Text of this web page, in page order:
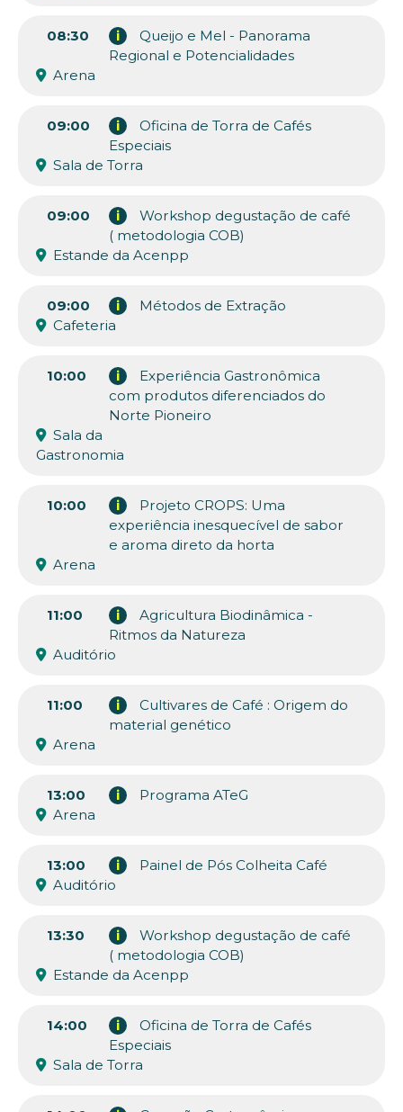
08:30 i
Queijo e Mel - Panorama
Regional e Potencialidades
Arena
09:00 i
Oficina de Torra de Cafés
Especiais
Sala de Torra
09:00 i
Workshop degustação de café
( metodologia COB)
Estande da Acenpp
09:00 i
Métodos de Extração
Cafeteria
10:00 i
Experiência Gastronômica
com produtos diferenciados do
Norte Pioneiro
Sala da
Gastronomia
10:00 i
Projeto CROPS: Uma
experiência inesquecível de sabor
e aroma direto da horta
Arena
11:00 i
Agricultura Biodinâmica -
Ritmos da Natureza
Auditório
11:00 i
Cultivares de Café : Origem do
material genético
Arena
13:00 i
Programa ATeG
Arena
13:00 i
Painel de Pós Colheita Café
Auditório
13:30 i
Workshop degustação de café
( metodologia COB)
Estande da Acenpp
14:00 i
Oficina de Torra de Cafés
Especiais
Sala de Torra